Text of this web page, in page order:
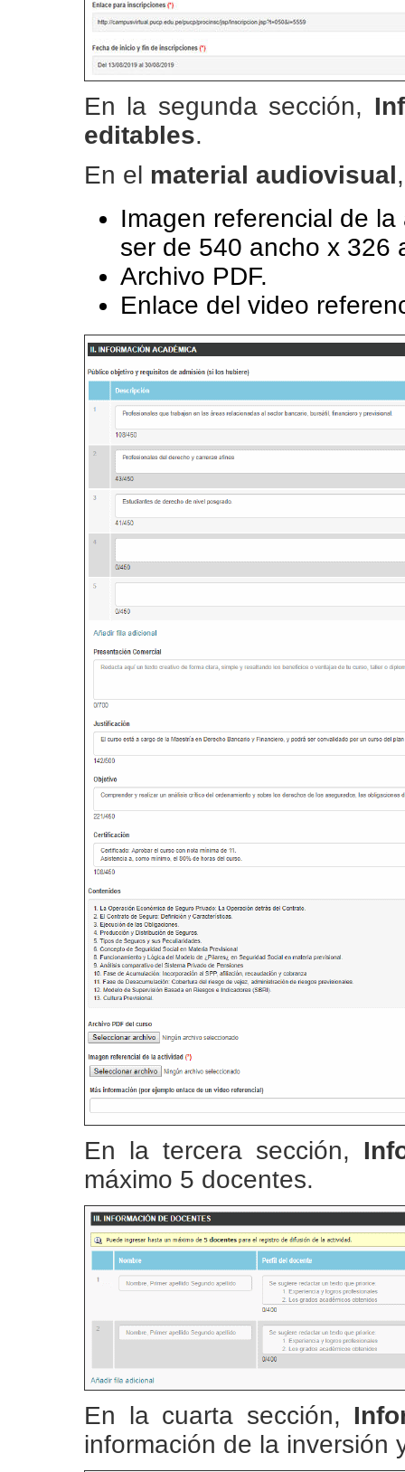
En la segunda sección,
editables.
En el material audiovisual
Imagen referencial de
ser de 540 ancho x 326
Archivo PDF.
Enlace del video
En la tercera sección,
máximo 5 docentes.
En la cuarta sección,
información de la inversión